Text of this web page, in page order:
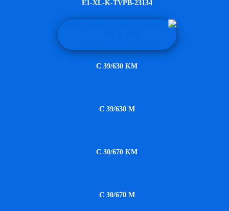
23134-E1-XL-K-TVPB
C 39/630 KM
C 39/630 M
C 30/670 KM
C 30/670 M